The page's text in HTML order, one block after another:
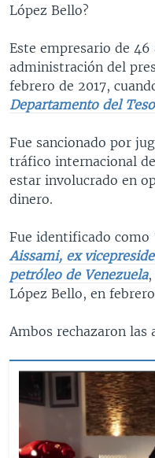
ENTRETENIMIENTO
López Bello?
Este empresario de
administración del
febrero de 2017,
Departamento del
Fue sancionado por
tráfico internacional
estar involucrado en
dinero.
Fue identificado como
Aissami, ex
petróleo de Venezuela,
López Bello, en
Ambos rechazaron las